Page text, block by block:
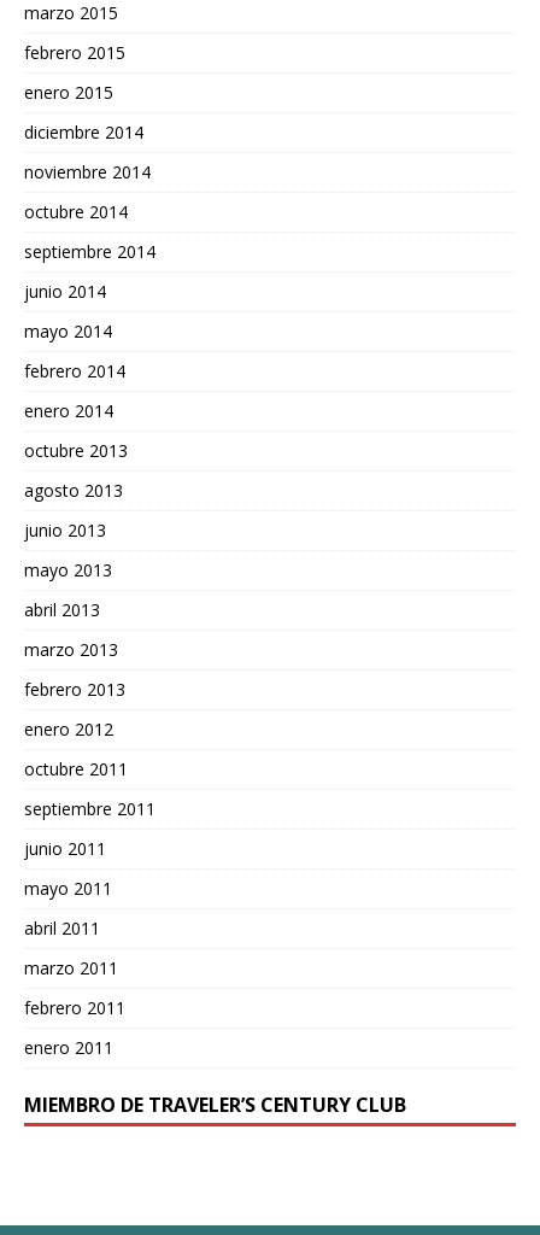
marzo 2015
febrero 2015
enero 2015
diciembre 2014
noviembre 2014
octubre 2014
septiembre 2014
junio 2014
mayo 2014
febrero 2014
enero 2014
octubre 2013
agosto 2013
junio 2013
mayo 2013
abril 2013
marzo 2013
febrero 2013
enero 2012
octubre 2011
septiembre 2011
junio 2011
mayo 2011
abril 2011
marzo 2011
febrero 2011
enero 2011
MIEMBRO DE TRAVELER’S CENTURY CLUB